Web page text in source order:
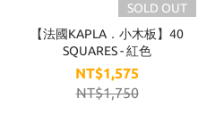
SOLD OUT
【法國KAPLA．小木板】40
SQUARES - 紅色
NT$1,575
NT$1,750